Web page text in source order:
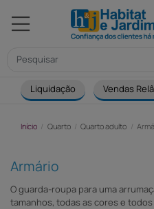
Liquidação Vendas
Início Quarto Quarto adulto
Armário
O guarda-roupa para uma
tamanhos, todas as cores e